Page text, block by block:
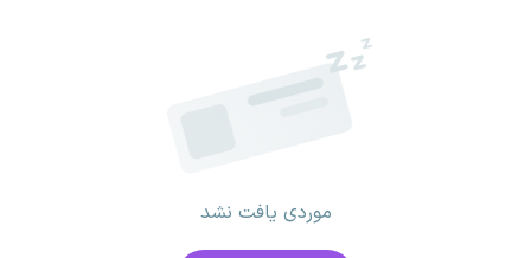
موردی یافت نشد